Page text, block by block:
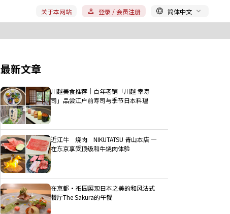
关于本网站 登录 / 会员注册 简体中文
最新文章
川越美食推荐｜百年老铺「川越 幸寿
司」品尝江户前寿司与季节日本料理
近江牛 烧肉 NIKUTATSU 青山本店 ―
在东京享受顶级和牛烧肉体验
在京都・祇园展现日本之美的和风法式
餐厅The Sakura的午餐